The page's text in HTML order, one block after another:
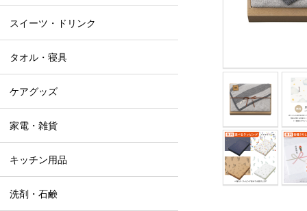
スイーツ・ドリンク
タオル・寝具
ケアグッズ
家電・雑貨
キッチン用品
洗剤・石鹸